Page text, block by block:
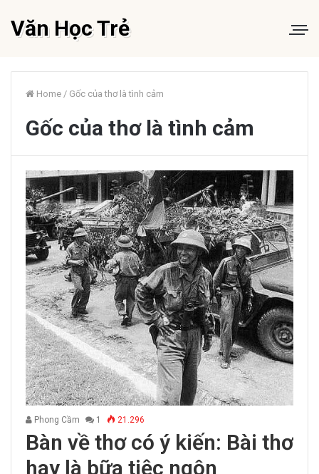
Văn Học Trẻ
Home / Gốc của thơ là tình cảm
Gốc của thơ là tình cảm
Phong Cầm 1 21.296
Bàn về thơ có ý kiến: Bài thơ
hay là bữa tiệc ngôn